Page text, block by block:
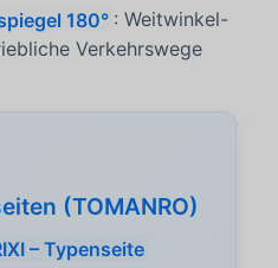
180° : Weitwinkel-
Verkehrswege
(TOMANRO)
– Typenseite